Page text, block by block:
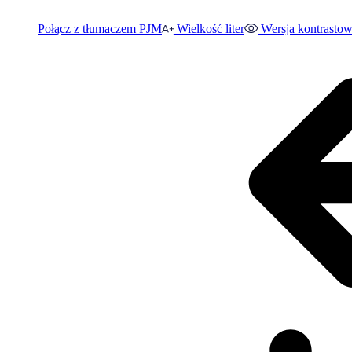
Połącz z tłumaczem PJM Wielkość liter Wersja